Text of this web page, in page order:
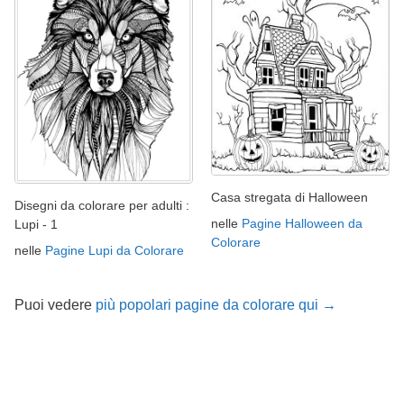
Disegni da colorare per adulti :
Lupi - 1
nelle Pagine Lupi da Colorare
Casa stregata di Halloween
nelle Pagine Halloween da
Colorare
Puoi vedere più popolari pagine da colorare qui →